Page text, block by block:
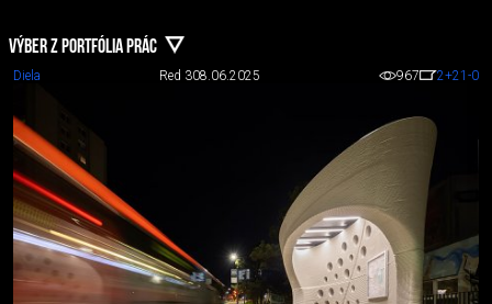
VÝBER Z PORTFÓLIA PRÁC
Diela Red 308.06.2025 967 2+21 -0